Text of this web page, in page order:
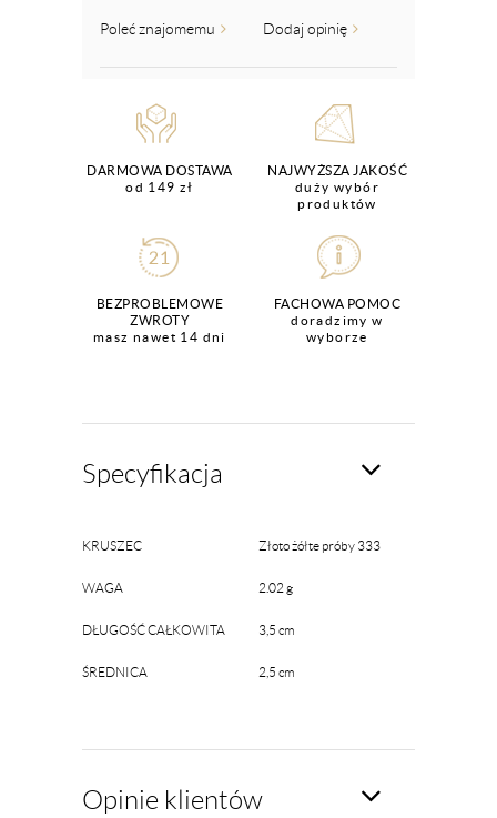
Poleć znajomemu Dodaj opinię
DARMOWA DOSTAWA
od 149 zł
NAJWYŻSZA JAKOŚĆ
duży wybór
produktów
BEZPROBLEMOWE
ZWROTY
masz nawet 14 dni
FACHOWA POMOC
doradzimy w
wyborze
Specyfikacja
KRUSZEC Złoto żółte próby 333
WAGA 2.02 g
DŁUGOŚĆ CAŁKOWITA 3,5 cm
ŚREDNICA 2,5 cm
Opinie klientów